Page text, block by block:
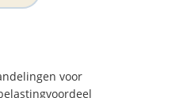
voor